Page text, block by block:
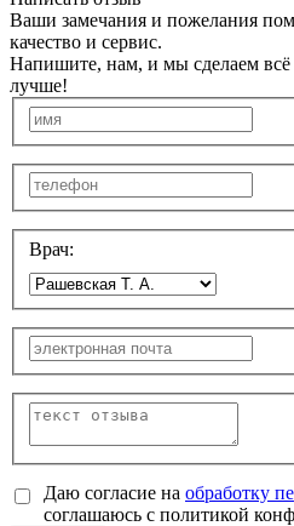
Ваши замечания и пожелания
качество и сервис.
Напишите, нам, и мы сделаем всё
лучше!
Врач:
Даю согласие на обработку
соглашаюсь с политикой